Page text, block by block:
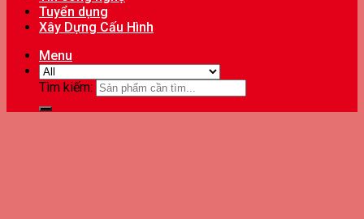
Tuyển dụng
Xây Dựng Cấu Hình
Menu
Tìm kiếm: